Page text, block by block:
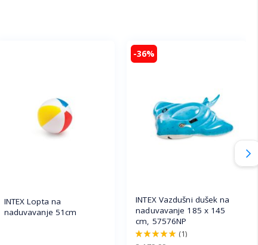
INTEX Lopta na
naduvavanje 51cm
-36%
INTEX Vazdušni dušek na
naduvavanje 185 x 145
cm, 57576NP
100%
(1)